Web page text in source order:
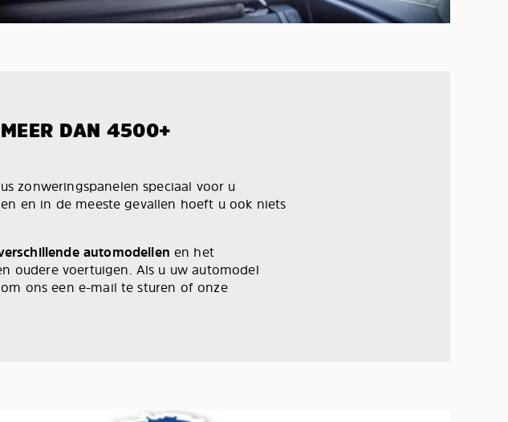
DAN 4500+
zonweringspanelen speciaal voor u
en in de meeste gevallen hoeft u ook niets
automodellen en het
oudere voertuigen. Als u uw automodel
ons een e-mail te sturen of onze